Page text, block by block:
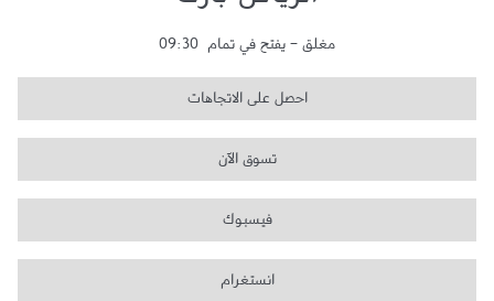
مغلق - يفتح في تمام 09:30
احصل على الاتجاهات
تسوق الآن
فيسبوك
انستغرام